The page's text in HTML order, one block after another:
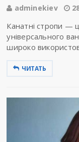
adminekiev
Канатні стропи —
універсального
широко
ЧИТАТЬ